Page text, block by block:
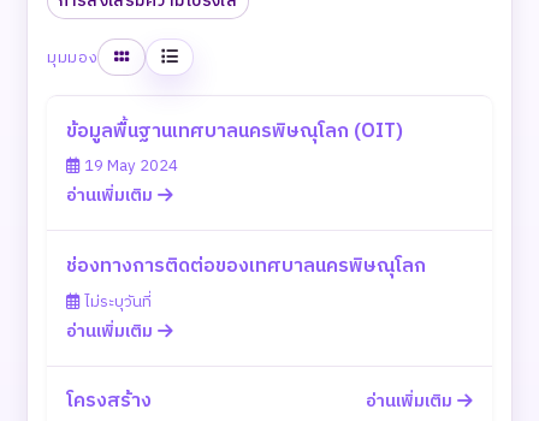
มุมมอง ตารางรายการ
ข้อมูลพื้นฐานเทศบาลนครพิษณุโลก (OIT)
19 May 2024
อ่านเพิ่มเติม
ช่องทางการติดต่อของเทศบาลนครพิษณุโลก
ไม่ระบุวันที่
อ่านเพิ่มเติม
โครงสร้าง อ่านเพิ่มเติม